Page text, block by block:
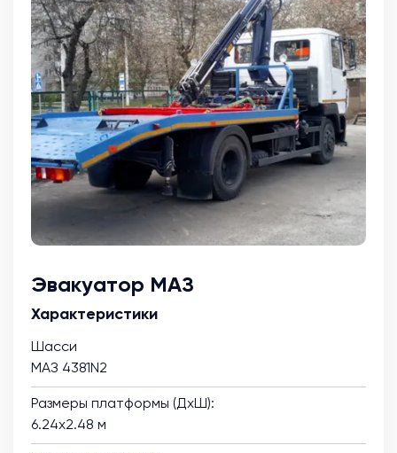
Эвакуатор МАЗ
Характеристики
Шасси
МАЗ 4381N2
Размеры платформы (ДхШ):
6.24х2.48 м